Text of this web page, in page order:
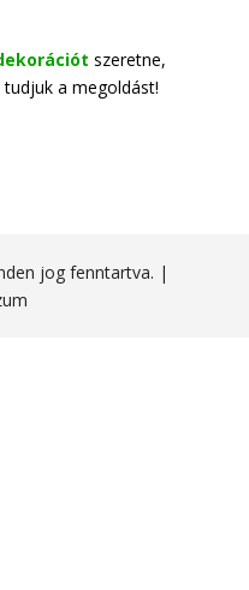
szeretne,
a megoldást!
jog fenntartva. |